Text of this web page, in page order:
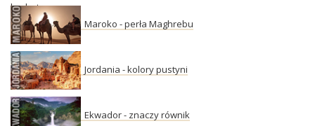
herbaty
Maroko - perła Maghrebu
Jordania - kolory pustyni
Ekwador - znaczy równik